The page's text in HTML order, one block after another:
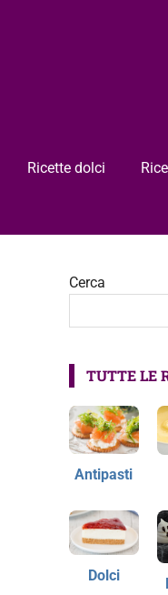
Ricette dolci
Cerca
TUTTE LE
Antipasti
Dolci